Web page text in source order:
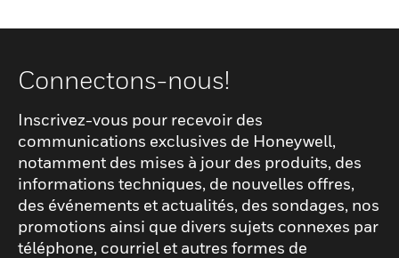
Connectons-nous!
Inscrivez-vous pour recevoir des
communications exclusives de Honeywell,
notamment des mises à jour des produits, des
informations techniques, de nouvelles offres,
des événements et actualités, des sondages, nos
promotions ainsi que divers sujets connexes par
téléphone, courriel et autres formes de